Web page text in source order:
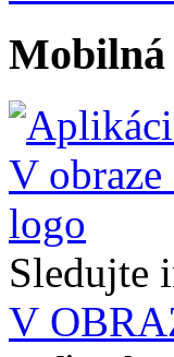
Sledujte
V